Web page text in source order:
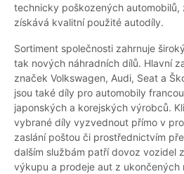
technicky poškozených automobilů,
získává kvalitní použité autodíly.
Sortiment společnosti zahrnuje
tak nových náhradních dílů. Hlavní
značek Volkswagen, Audi, Seat a
jsou také díly pro automobily
japonských a korejských výrobců.
vybrané díly vyzvednout přímo v
zaslání poštou či prostřednictvím
dalším službám patří dovoz vozidel
výkupu a prodeje aut z ukončených